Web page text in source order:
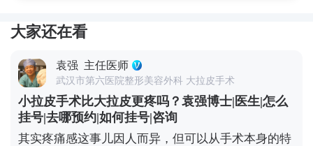
大家还在看
袁强 主任医师
武汉市第六医院整形美容外科 大拉皮手术
小拉皮手术比大拉皮更疼吗？袁强博士|医生|怎么
挂号|去哪预约|如何挂号|咨询
其实疼痛感这事儿因人而异，但可以从手术本身的特